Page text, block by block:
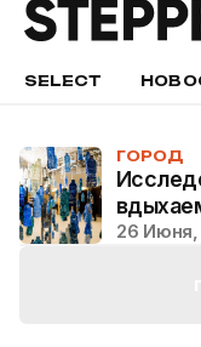
SELECT
ГОРОД
26 Июня,